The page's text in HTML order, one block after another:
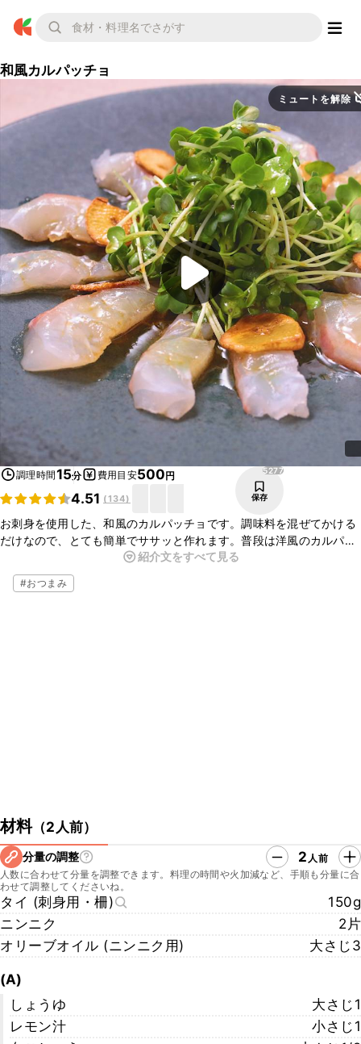
和風カルパッチョ
ミュートを解除
調理時間15分 費用目安500円
4.51 (134)
5277
保存
お刺身を使用した、和風のカルパッチョです。調味料を混ぜてかける
だけなので、とても簡単でササッと作れます。普段は洋風のカルパッ
チョが多いですが、たまには和風のカルパッチョもいかがですか？お
酒にもご飯にも合いますので、是非お試しください。
紹介文をすべて見る
#おつまみ
材料（2人前）
分量の調整 2 人前
人数に合わせて分量を調整できます。料理の時間や火加減など、手順も分量に合
わせて調整してくださいね。
タイ (刺身用・柵)
150g
ニンニク
2片
オリーブオイル (ニンニク用)
大さじ3
(A)
しょうゆ
大さじ1
レモン汁
小さじ1